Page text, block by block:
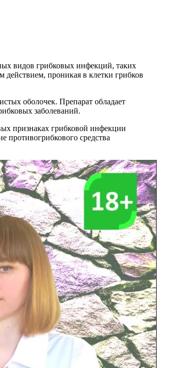
видов грибковых инфекций, таких
проникая в клетки грибков
оболочек. Препарат обладает
заболеваний.
признаках грибковой инфекции
противогрибкового средства